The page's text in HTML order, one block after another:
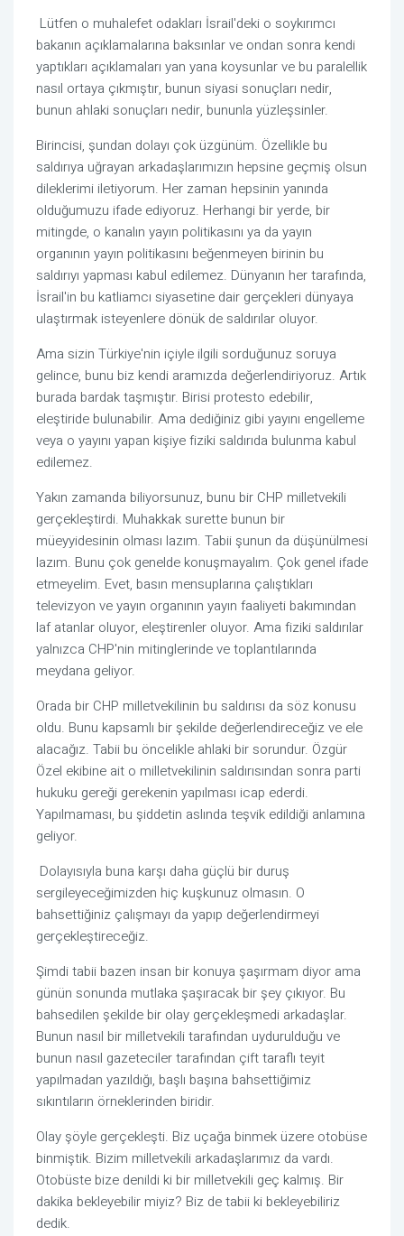
bakanın açıklamalarına baksınlar ve ondan sonra kendi
yaptıkları açıklamaları yan yana koysunlar ve bu paralellik
nasıl ortaya çıkmıştır, bunun siyasi sonuçları nedir,
bunun ahlaki sonuçları nedir, bununla yüzleşsinler.
Birincisi, şundan dolayı çok üzgünüm. Özellikle bu
saldırıya uğrayan arkadaşlarımızın hepsine geçmiş olsun
dileklerimi iletiyorum. Her zaman hepsinin yanında
olduğumuzu ifade ediyoruz. Herhangi bir yerde, bir
mitingde, o kanalın yayın politikasını ya da yayın
organının yayın politikasını beğenmeyen birinin bu
saldırıyı yapması kabul edilemez. Dünyanın her tarafında,
İsrail'in bu katliamcı siyasetine dair gerçekleri dünyaya
ulaştırmak isteyenlere dönük de saldırılar oluyor.
Ama sizin Türkiye'nin içiyle ilgili sorduğunuz soruya
gelince, bunu biz kendi aramızda değerlendiriyoruz. Artık
burada bardak taşmıştır. Birisi protesto edebilir,
eleştiride bulunabilir. Ama dediğiniz gibi yayını engelleme
veya o yayını yapan kişiye fiziki saldırıda bulunma kabul
edilemez.
Yakın zamanda biliyorsunuz, bunu bir CHP milletvekili
gerçekleştirdi. Muhakkak surette bunun bir
müeyyidesinin olması lazım. Tabii şunun da düşünülmesi
lazım. Bunu çok genelde konuşmayalım. Çok genel ifade
etmeyelim. Evet, basın mensuplarına çalıştıkları
televizyon ve yayın organının yayın faaliyeti bakımından
laf atanlar oluyor, eleştirenler oluyor. Ama fiziki saldırılar
yalnızca CHP'nin mitinglerinde ve toplantılarında
meydana geliyor.
Orada bir CHP milletvekilinin bu saldırısı da söz konusu
oldu. Bunu kapsamlı bir şekilde değerlendireceğiz ve ele
alacağız. Tabii bu öncelikle ahlaki bir sorundur. Özgür
Özel ekibine ait o milletvekilinin saldırısından sonra parti
hukuku gereği gerekenin yapılması icap ederdi.
Yapılmaması, bu şiddetin aslında teşvik edildiği anlamına
geliyor.
sergileyeceğimizden hiç kuşkunuz olmasın. O
bahsettiğiniz çalışmayı da yapıp değerlendirmeyi
gerçekleştireceğiz.
Şimdi tabii bazen insan bir konuya şaşırmam diyor ama
günün sonunda mutlaka şaşıracak bir şey çıkıyor. Bu
bahsedilen şekilde bir olay gerçekleşmedi arkadaşlar.
Bunun nasıl bir milletvekili tarafından uydurulduğu ve
bunun nasıl gazeteciler tarafından çift taraflı teyit
yapılmadan yazıldığı, başlı başına bahsettiğimiz
sıkıntıların örneklerinden biridir.
Olay şöyle gerçekleşti. Biz uçağa binmek üzere otobüse
binmiştik. Bizim milletvekili arkadaşlarımız da vardı.
Otobüste bize denildi ki bir milletvekili geç kalmış. Bir
dakika bekleyebilir miyiz? Biz de tabii ki bekleyebiliriz
dedik.